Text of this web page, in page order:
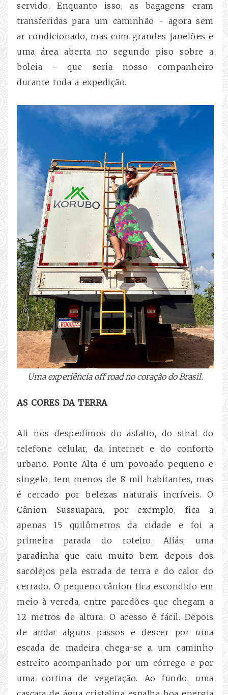
servido. Enquanto isso, as bagagens eram
transferidas para um caminhão - agora sem
ar condicionado, mas com grandes janelões e
uma área aberta no segundo piso sobre a
boleia - que seria nosso companheiro
durante toda a expedição.
Uma experiência off road no coração do Brasil.
AS CORES DA TERRA
Ali nos despedimos do asfalto, do sinal do
telefone celular, da internet e do conforto
urbano. Ponte Alta é um povoado pequeno e
singelo, tem menos de 8 mil habitantes, mas
é cercado por belezas naturais incríveis. O
Cânion Sussuapara, por exemplo, fica a
apenas 15 quilômetros da cidade e foi a
primeira parada do roteiro. Aliás, uma
paradinha que caiu muito bem depois dos
sacolejos pela estrada de terra e do calor do
cerrado. O pequeno cânion fica escondido em
meio à vereda, entre paredões que chegam a
12 metros de altura. O acesso é fácil. Depois
de andar alguns passos e descer por uma
escada de madeira chega-se a um caminho
estreito acompanhado por um córrego e por
uma cortina de vegetação. Ao fundo, uma